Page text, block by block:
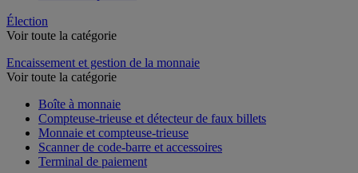
Élection
Encaissement et gestion de la monnaie
Boîte à monnaie
Compteuse-trieuse et détecteur de faux billets
Monnaie et compteuse-trieuse
Scanner de code-barre et accessoires